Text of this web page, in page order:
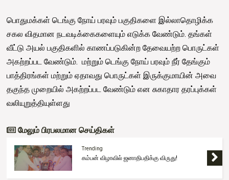
பொதுமக்கள் டெங்கு நோய் பரவும் பகுதிகளை இல்லாதொழிக்க
சகல விதமான நடவடிக்கைகளையும் எடுக்க வேண்டும். தங்கள்
வீட்டு அயல் பகுதிகளில் காணப்படுகின்ற தேவையற்ற பொருட்கள்
அகற்றப்பட வேண்டும். மற்றும் டெங்கு நோய் பரவும் நீர் தேங்கும்
பாத்திரங்கள் மற்றும் ஏதாவது பொருட்கள் இருக்குமாயின் அவை
தகுந்த முறையில் அகற்றப்பட வேண்டும் என சுகாதார தரப்புக்கள்
வலியுறுத்தியுள்ளது
மேலும் பிரபலமான செய்திகள்
Trending
கம்பன் விழாவில் ஜனாதிபதிக்கு விருது!